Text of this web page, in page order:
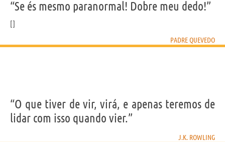
“Se és mesmo paranormal! Dobre meu dedo!”
PADRE QUEVEDO
“O que tiver de vir, virá, e apenas teremos de
lidar com isso quando vier.”
J.K. ROWLING